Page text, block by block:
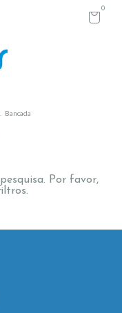
0
Bancada
Por favor,